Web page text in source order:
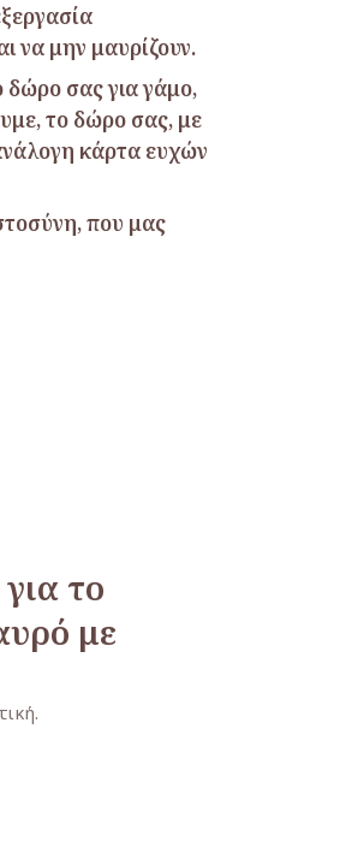
να μην μαυρίζουν.
δώρο σας για γάμο,
το δώρο σας, με
κάρτα ευχών
που μας
το
με